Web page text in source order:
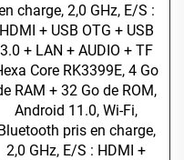
charge, 2,0 GHz, E/S :
HDMI + USB OTG + USB
3.0 + LAN + AUDIO + TF
Core RK3399E, 4 Go
RAM + 32 Go de ROM,
Android 11.0, Wi-Fi,
pris en charge,
2,0 GHz, E/S : HDMI +